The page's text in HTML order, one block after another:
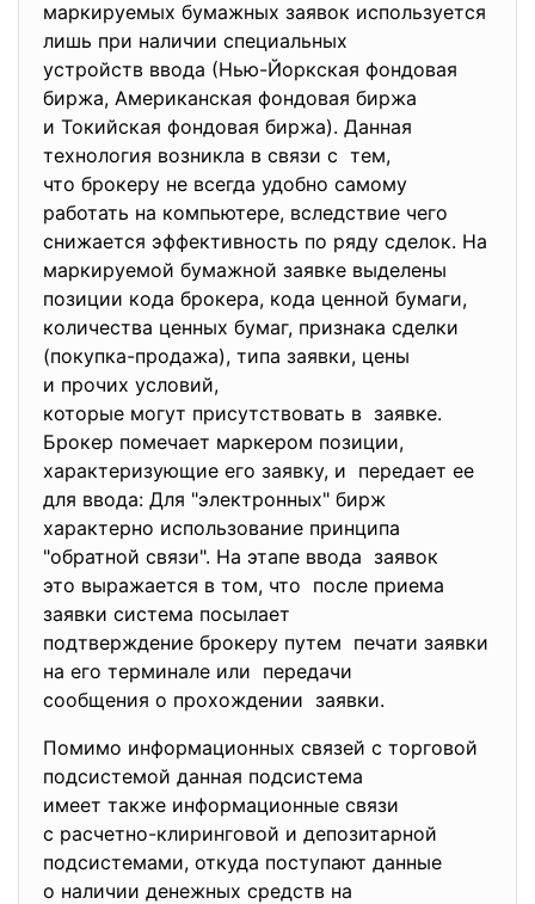
маркируемых бумажных заявок используется
лишь при наличии специальных
устройств ввода (Нью-Йоркская фондовая
биржа, Американская фондовая биржа
и Токийская фондовая биржа). Данная
технология возникла в связи с тем,
что брокеру не всегда удобно самому
работать на компьютере, вследствие чего
снижается эффективность по ряду сделок. На
маркируемой бумажной заявке выделены
позиции кода брокера, кода ценной бумаги,
количества ценных бумаг, признака сделки
(покупка-продажа), типа заявки, цены
и прочих условий,
которые могут присутствовать в заявке.
Брокер помечает маркером позиции,
характеризующие его заявку, и передает ее
для ввода: Для "электронных" бирж
характерно использование принципа
"обратной связи". На этапе ввода заявок
это выражается в том, что после приема
заявки система посылает
подтверждение брокеру путем печати заявки
на его терминале или передачи
сообщения о прохождении заявки.
Помимо информационных связей с торговой
подсистемой данная подсистема
имеет также информационные связи
с расчетно-клиринговой и депозитарной
подсистемами, откуда поступают данные
о наличии денежных средств на